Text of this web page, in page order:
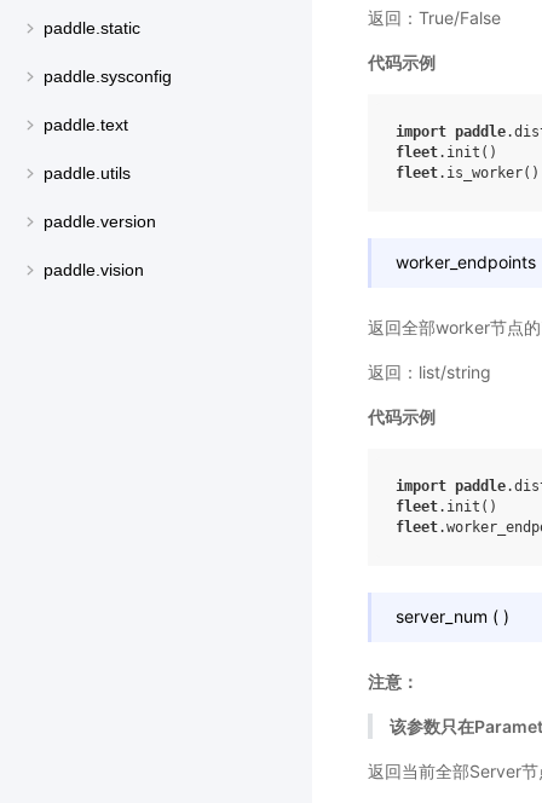
paddle.static
paddle.sysconfig
paddle.text
paddle.utils
paddle.version
paddle.vision
返回：True/False
代码示例
import paddle
fleet. init ()
fleet. is_worker()
worker_endpoints
返回全部worker节点
返回：list/string
代码示例
import paddle
fleet. init ()
fleet.
server_num ( )
注意：
该参数只在
返回当前全部Server